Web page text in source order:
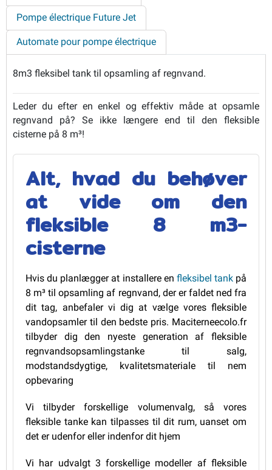
Pompe électrique Future Jet
Automate pour pompe électrique
8m3 fleksibel tank til opsamling af regnvand.
Leder du efter en enkel og effektiv måde at opsamle
regnvand på? Se ikke længere end til den fleksible
cisterne på 8 m³!
Alt, hvad du behøver
at vide om den
fleksible 8 m3-
cisterne
Hvis du planlægger at installere en fleksibel tankpå
8 m³ til opsamling af regnvand, der er faldet ned fra
dit tag, anbefaler vi dig at vælge vores fleksible
vandopsamler til den bedste pris. Maciterneecolo.fr
tilbyder dig den nyeste generation af fleksible
regnvandsopsamlingstanke til salg,
modstandsdygtige, kvalitetsmateriale til nem
opbevaring
Vi tilbyder forskellige volumenvalg, så vores
fleksible tanke kan tilpasses til dit rum, uanset om
det er udenfor eller indenfor dit hjem
Vi har udvalgt 3 forskellige modeller af fleksible